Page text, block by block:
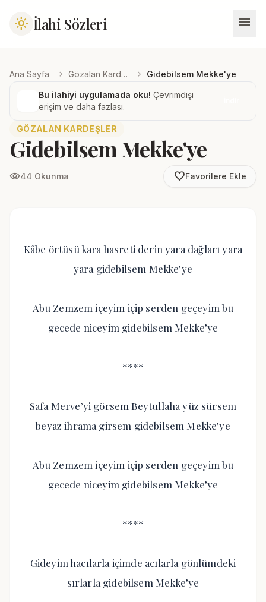
light_mode İlahi Sözleri menu
Ana Sayfa chevron_right Gözalan Kardeşler chevron_right Gidebilsem Mekke'ye
Bu ilahiyi uygulamada oku! Çevrimdışı
erişim ve daha fazlası.
GÖZALAN KARDEŞLER
Gidebilsem Mekke'ye
visibility44 Okunma favorite_borderFavorilere Ekle
Kâbe örtüsü kara hasreti derin yara dağları yara
yara gidebilsem Mekke’ye
Abu Zemzem içeyim içip serden geçeyim bu
gecede niceyim gidebilsem Mekke’ye
****
Safa Merve’yi görsem Beytullaha yüz sürsem
beyaz ihrama girsem gidebilsem Mekke’ye
Abu Zemzem içeyim içip serden geçeyim bu
gecede niceyim gidebilsem Mekke’ye
****
Gideyim hacılarla içimde acılarla gönlümdeki
sırlarla gidebilsem Mekke’ye